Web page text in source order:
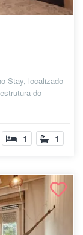
Stay, localizado
do
1 1